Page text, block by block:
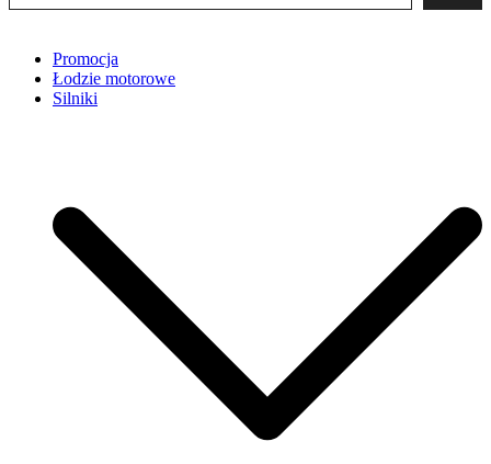
Promocja
Łodzie motorowe
Silniki